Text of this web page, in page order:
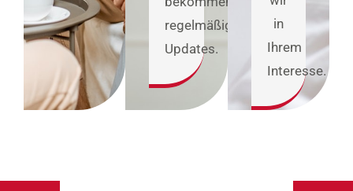
regelmäßige
Updates.
in
Ihrem
Interesse.